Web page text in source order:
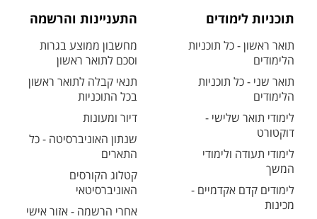
תוכניות לימודים
תואר ראשון - כל תוכניות
הלימודים
תואר שני - כל תוכניות
הלימודים
לימודי תואר שלישי -
דוקטורט
לימודי תעודה ולימודי
המשך
לימודים קדם אקדמיים -
מכינות
התעניינות והרשמה
מחשבון ממוצע בגרות
וסכם לתואר ראשון
תנאי קבלה לתואר ראשון
בכל התוכניות
דיור ומעונות
שנתון האוניברסיטה - כל
התארים
קטלוג הקורסים
האוניברסיטאי
אחרי הרשמה - אזור אישי